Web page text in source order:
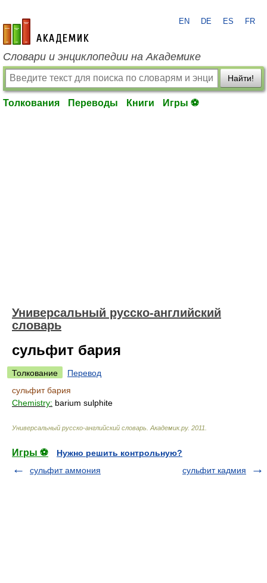
academic.ru
EN DE ES FR
Словари и энциклопедии на Академике
Найти!
Толкования Переводы Книги Игры ⚽
Универсальный русско-английский
словарь
сульфит бария
Толкование
Перевод
сульфит бария
Chemistry: barium sulphite
Универсальный русско-английский словарь Академик.ру. 2011
Игры ⚽
Нужно решить контрольную?
сульфит аммония
сульфит кадмия